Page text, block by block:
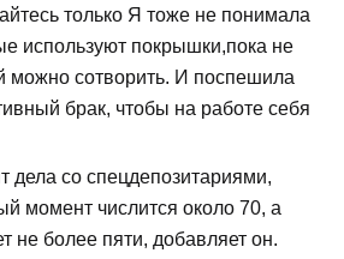
только Я тоже не понимала
используют покрышки,пока не
можно сотворить. И поспешила
брак, чтобы на работе себя
дела со спецдепозитариями,
момент числится около 70, а
не более пяти, добавляет он.